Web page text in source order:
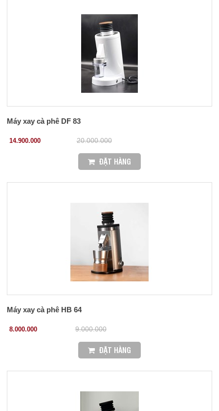
Máy xay cà phê DF 83
14.900.000 20.000.000
ĐẶT HÀNG
Máy xay cà phê HB 64
8.000.000 9.000.000
ĐẶT HÀNG